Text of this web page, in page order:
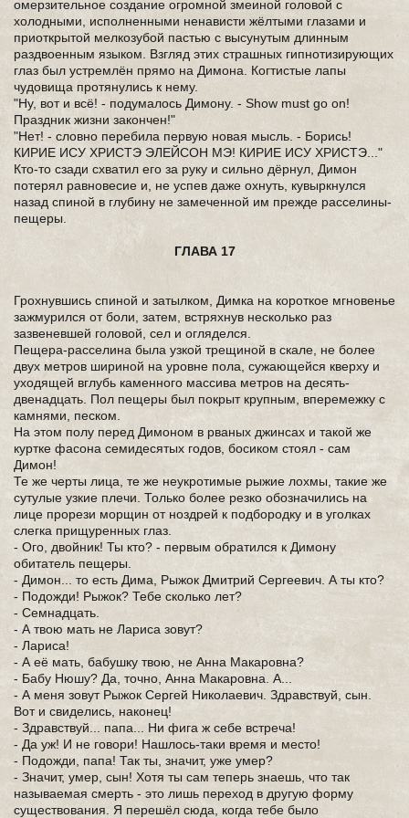
омерзительное создание огромной змеиной головой с
холодными, исполненными ненависти жёлтыми глазами и
приоткрытой мелкозубой пастью с высунутым длинным
раздвоенным языком. Взгляд этих страшных гипнотизирующих
глаз был устремлён прямо на Димона. Когтистые лапы
чудовища протянулись к нему.
"Ну, вот и всё! - подумалось Димону. - Show must go on!
Праздник жизни закончен!"
"Нет! - словно перебила первую новая мысль. - Борись!
КИРИЕ ИСУ ХРИСТЭ ЭЛЕЙСОН МЭ! КИРИЕ ИСУ ХРИСТЭ..."
Кто-то сзади схватил его за руку и сильно дёрнул, Димон
потерял равновесие и, не успев даже охнуть, кувыркнулся
назад спиной в глубину не замеченной им прежде расселины-
пещеры.
ГЛАВА 17
Грохнувшись спиной и затылком, Димка на короткое мгновенье
зажмурился от боли, затем, встряхнув несколько раз
зазвеневшей головой, сел и огляделся.
Пещера-расселина была узкой трещиной в скале, не более
двух метров шириной на уровне пола, сужающейся кверху и
уходящей вглубь каменного массива метров на десять-
двенадцать. Пол пещеры был покрыт крупным, вперемежку с
камнями, песком.
На этом полу перед Димоном в рваных джинсах и такой же
куртке фасона семидесятых годов, босиком стоял - сам
Димон!
Те же черты лица, те же неукротимые рыжие лохмы, такие же
сутулые узкие плечи. Только более резко обозначились на
лице прорези морщин от ноздрей к подбородку и в уголках
слегка прищуренных глаз.
- Ого, двойник! Ты кто? - первым обратился к Димону
обитатель пещеры.
- Димон... то есть Дима, Рыжок Дмитрий Сергеевич. А ты кто?
- Подожди! Рыжок? Тебе сколько лет?
- Семнадцать.
- А твою мать не Лариса зовут?
- Лариса!
- А её мать, бабушку твою, не Анна Макаровна?
- Бабу Нюшу? Да, точно, Анна Макаровна. А...
- А меня зовут Рыжок Сергей Николаевич. Здравствуй, сын.
Вот и свиделись, наконец!
- Здравствуй... папа... Ни фига ж себе встреча!
- Да уж! И не говори! Нашлось-таки время и место!
- Подожди, папа! Так ты, значит, уже умер?
- Значит, умер, сын! Хотя ты сам теперь знаешь, что так
называемая смерть - это лишь переход в другую форму
существования. Я перешёл сюда, когда тебе было